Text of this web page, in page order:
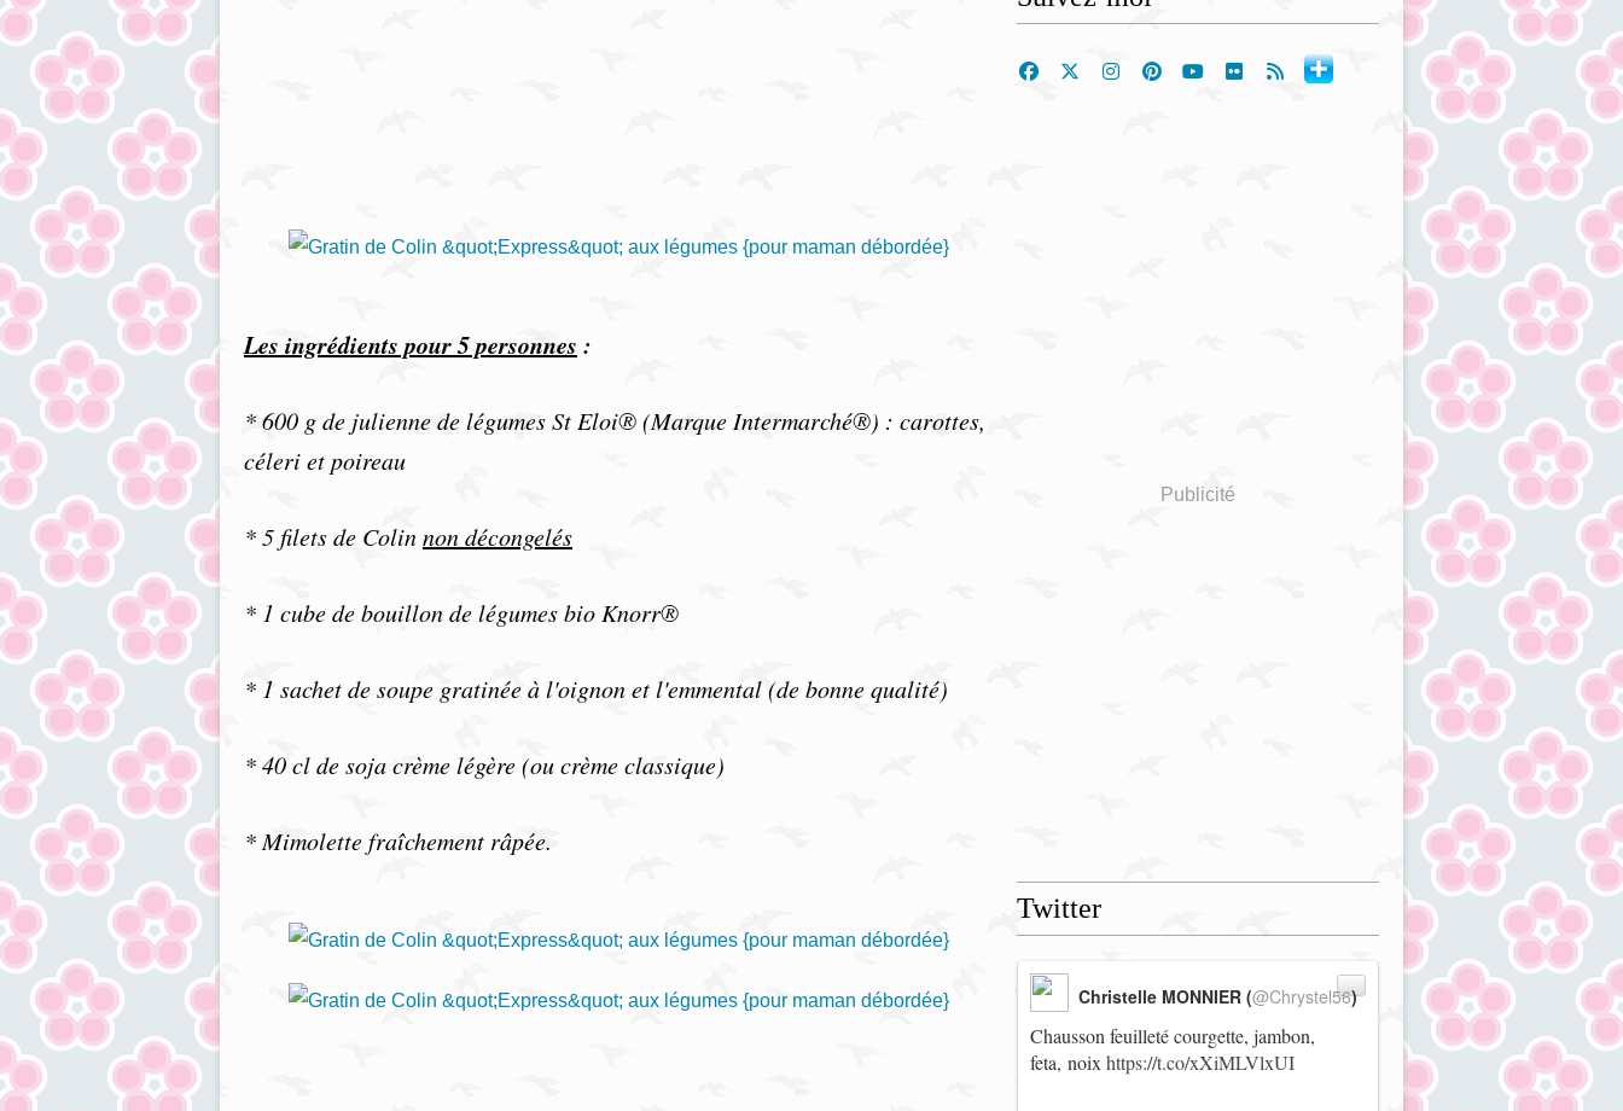
Les ingrédients pour 5 personnes :
* 600 g de julienne de légumes St Eloi® (Marque Intermarché®) : carottes,
céleri et poireau
* 5 filets de Colinnon décongelés
* 1 cube de bouillon de légumes bio Knorr®
* 1 sachet de soupe gratinée à l'oignon et l'emmental (de bonne qualité)
* 40 cl de soja crème légère (ou crème classique)
* Mimolette fraîchement râpée.
Publicité
Twitter
Chausson feuilleté courgette, jambon,
feta, noix https://t.co/xXiMLVlxUI
Christelle MONNIER (@Chrystel56)